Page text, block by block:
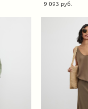
9 093 pуб.